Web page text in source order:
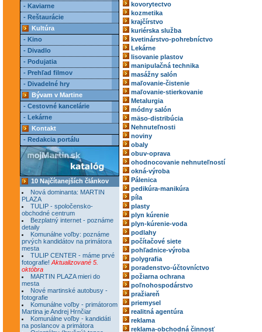
- Kaviarne
- Reštaurácie
Kultúra
- Kino
- Divadlo
- Podujatia
- Prehľad filmov
- Divadelné hry
Bývam v Martine
- Cestovné kancelárie
- Lekárne
Kontakt
- Redakcia portálu
10 Najčítanejších článkov
Nová dominanta: MARTIN
PLAZA
TULIP - spoločensko-
obchodné centrum
Bezplatný internet - poznáme
detaily
Komunálne voľby: poznáme
prvých kandidátov na primátora
mesta
TULIP CENTER - máme prvé
fotografie! Aktualizované 5.
októbra
MARTIN PLAZA mieri do
mesta
Nové martinské autobusy -
fotografie
Komunálne voľby - primátorom
Martina je Andrej Hrnčiar
Komunálne voľby - kandidáti
na poslancov a primátora
kovorytectvo
kozmetika
krajčírstvo
kuriérska služba
kvetinárstvo-pohrebníctvo
Lekárne
lisovanie plastov
manipulačná technika
masážny salón
maľovanie-čistenie
maľovanie-stierkovanie
Metalurgia
módny salón
mäso-distribúcia
Nehnuteľnosti
noviny
obaly
obuv-oprava
ohodnocovanie nehnuteľností
okná-výroba
Pálenica
pedikúra-manikúra
píla
plasty
plyn kúrenie
plyn-kúrenie-voda
podlahy
počítačové siete
pohľadnice-výroba
polygrafia
poradenstvo-účtovníctvo
požiarna ochrana
poľnohospodárstvo
pražiareň
priemysel
realitná agentúra
reklama
reklama-obchodná činnosť